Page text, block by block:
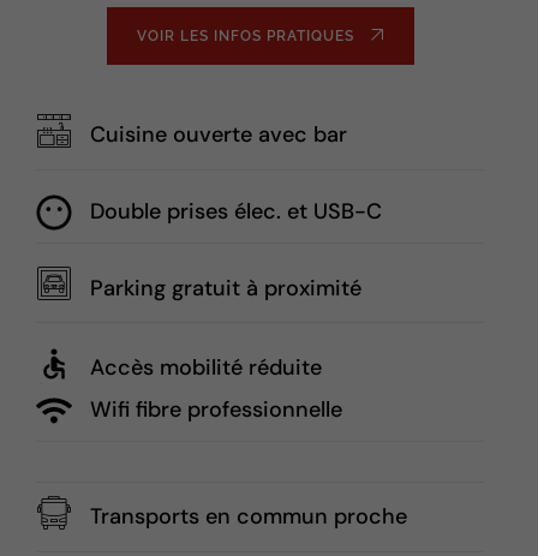
VOIR LES INFOS PRATIQUES
Cuisine ouverte avec bar
Double prises élec. et USB-C
Parking gratuit à proximité
Accès mobilité réduite
Wifi fibre professionnelle
Transports en commun proche